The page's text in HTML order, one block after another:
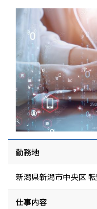
勤務地
新潟県新潟市中央区
仕事内容